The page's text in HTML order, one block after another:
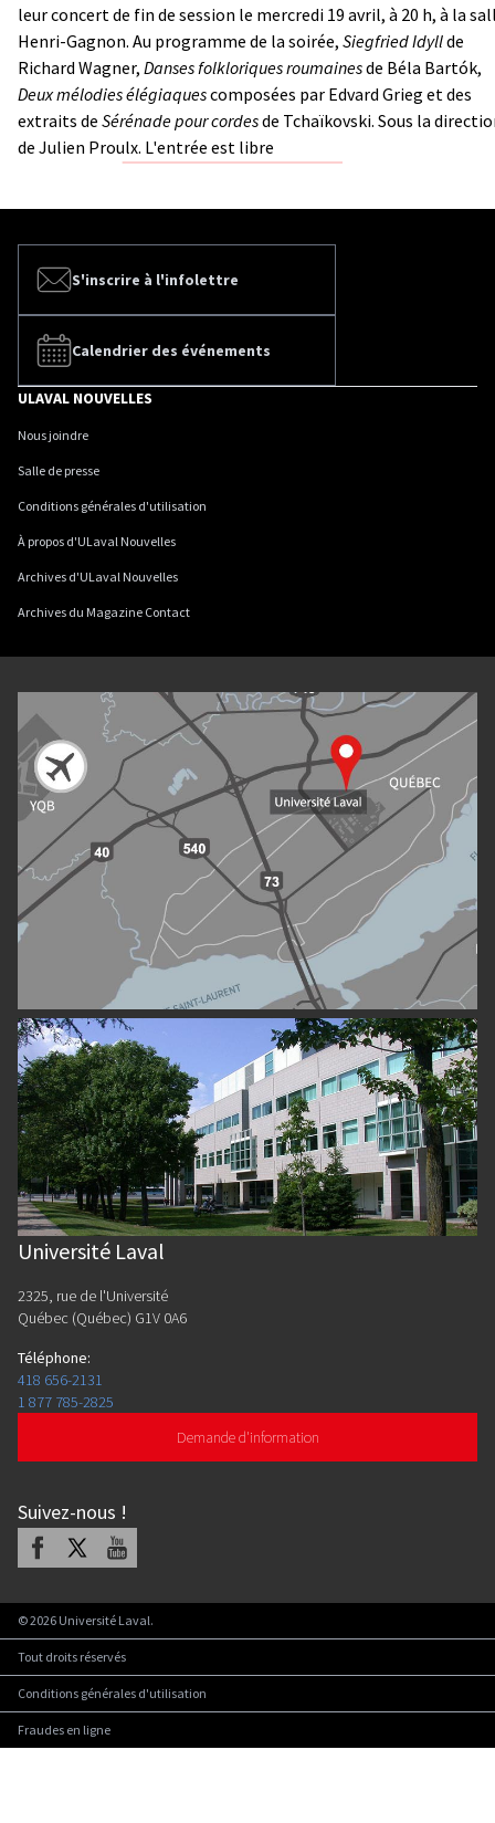
leur concert de fin de session le mercredi 19 avril, à 20 h, à la
Henri-Gagnon. Au programme de la soirée, Siegfried Idyllde
Richard Wagner, Danses folkloriques roumainesde Béla Bartók,
Deux mélodies élégiaquescomposées par Edvard Grieg et des
extraits de Sérénade pour cordesde Tchaïkovski. Sous la
de Julien Proulx. L'entrée est libre
S'inscrire à l'infolettre
Calendrier des événements
ULAVAL NOUVELLES
Nous joindre
Salle de presse
Conditions générales d'utilisation
À propos d'ULaval Nouvelles
Archives d'ULaval Nouvelles
Archives du Magazine Contact
Université Laval
2325, rue de l'Université
Québec (Québec) G1V 0A6
Téléphone:
418 656-2131
1 877 785-2825
Demande d'information
Suivez-nous !
Facebook Youtube
©2026 Université Laval.
Tout droits réservés
Conditions générales d'utilisation
Fraudes en ligne